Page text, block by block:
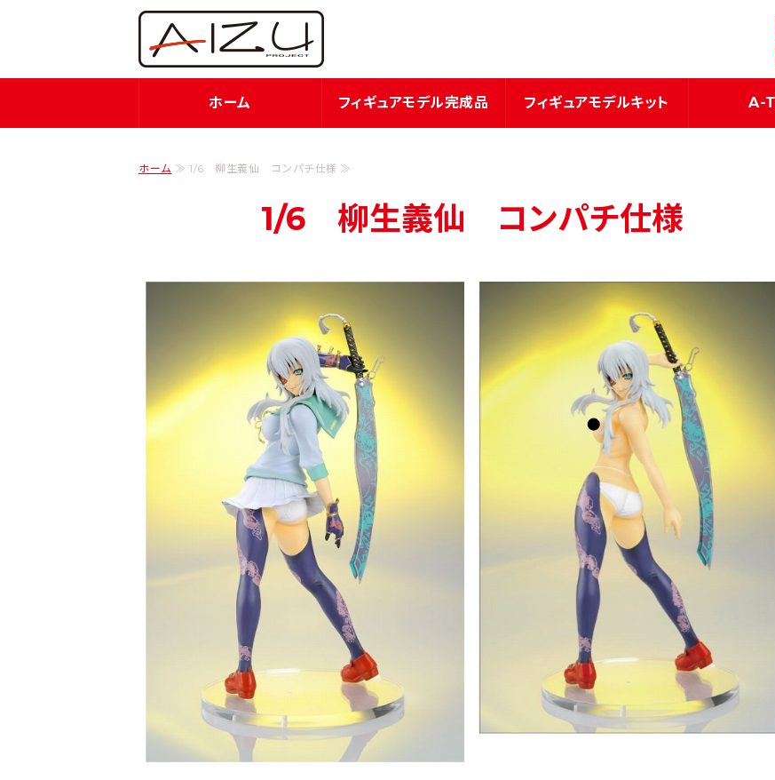
フィギュア・模型関連商品の企画・製
ホーム フィギュアモデル完成品 フィギュアモデルキット A-
ホーム ≫ 1/6 柳生義仙 コンパチ仕様 ≫
1/6 柳生義仙 コンパチ仕様